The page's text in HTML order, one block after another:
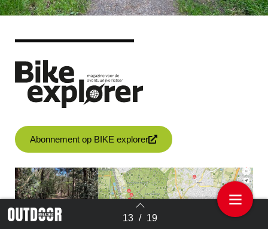
Terug naar overzicht 13 / 19
Abonnement op BIKE explorer